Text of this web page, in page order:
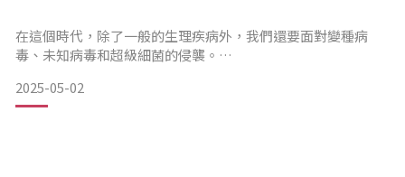
在這個時代，除了一般的生理疾病外，我們還要面對變種病
毒、未知病毒和超級細菌的侵襲。
如何適當運用安全無副作用的營養補充劑，提升防護力，並在
2025-05-02